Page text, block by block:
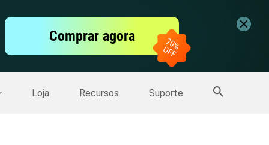
Comprar agora
Loja Recursos Suporte
Mais Produtos